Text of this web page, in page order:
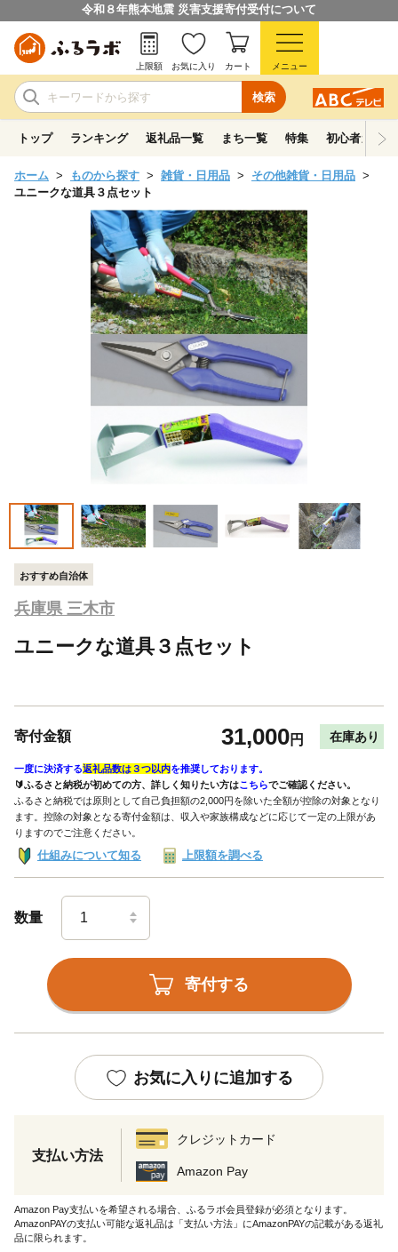
令和８年熊本地震 災害支援寄付受付について
検索
上限額 お気に入り カート メニュー
トップ ランキング 返礼品一覧 まち一覧 特集 初心者ガイド
ホーム ものから探す 雑貨・日用品
その他雑貨・日用品
ユニークな道具３点セット
おすすめ自治体
兵庫県 三木市
ユニークな道具３点セット
寄付金額 31,000円 在庫あり
一度に決済する返礼品数は３つ以内を推奨しております。
🔰ふるさと納税が初めての方、詳しく知りたい方はこちらでご確認ください。
ふるさと納税では原則として自己負担額の2,000円を除いた全額が控除の対象となり
ます。控除の対象となる寄付金額は、収入や家族構成などに応じて一定の上限があ
りますのでご注意ください。
仕組みについて知る 上限額を調べる
数量
寄付する
お気に入りに追加する
支払い方法
クレジットカード
Amazon Pay
Amazon Pay支払いを希望される場合、ふるラボ会員登録が必須となります。
AmazonPAYの支払い可能な返礼品は「支払い方法」にAmazonPAYの記載がある返礼
品に限られます。